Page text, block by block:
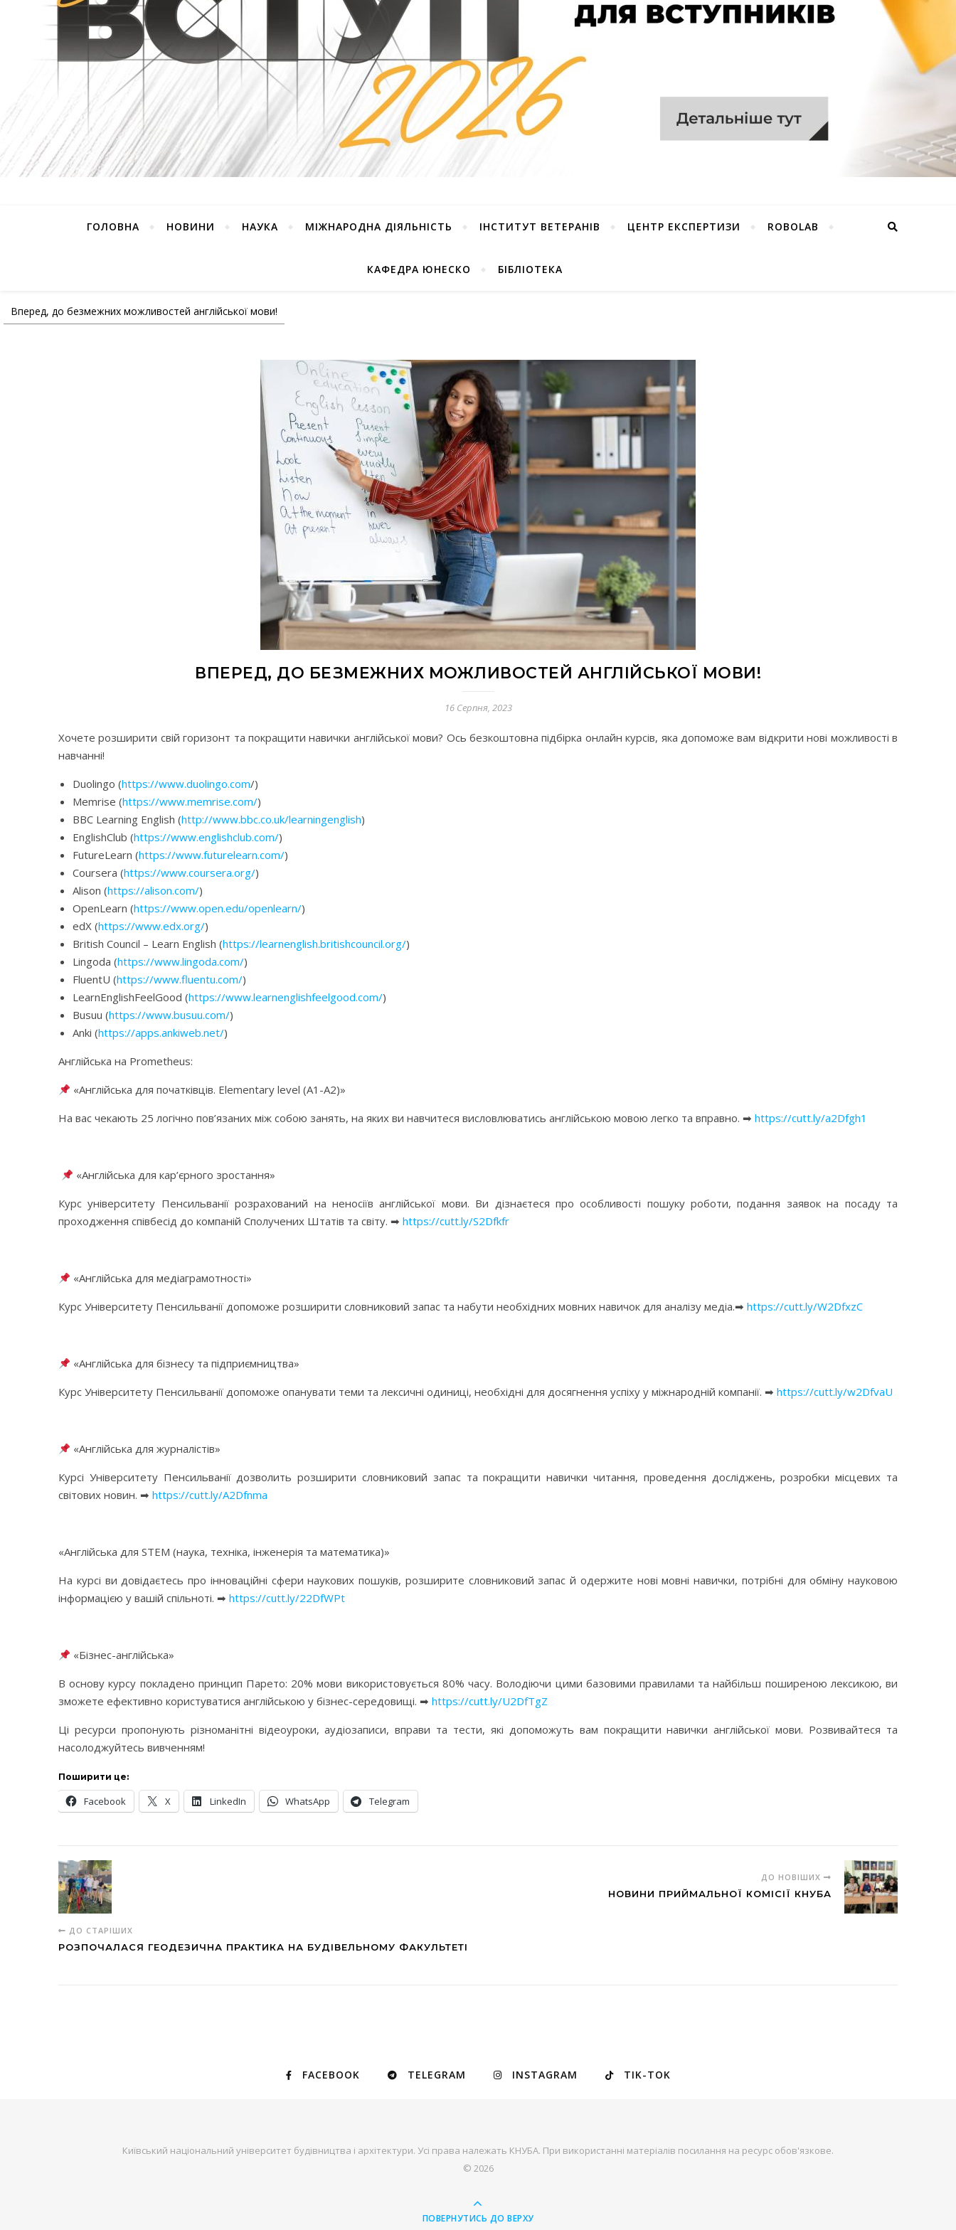
ГОЛОВНА НОВИНИ НАУКА МІЖНАРОДНА ДІЯЛЬНІСТЬ ІНСТИТУТ ВЕТЕРАНІВ ЦЕНТР ЕКСПЕРТИЗИ ROBOLAB
КАФЕДРА ЮНЕСКО БІБЛІОТЕКА
Вперед, до безмежних можливостей англійської мови!
ВПЕРЕД, ДО БЕЗМЕЖНИХ МОЖЛИВОСТЕЙ АНГЛІЙСЬКОЇ МОВИ!
16 Серпня, 2023
Хочете розширити свій горизонт та покращити навички англійської мови? Ось безкоштовна підбірка онлайн курсів, яка допоможе вам відкрити нові можливості в
навчанні!
Duolingo (https://www.duolingo.com/)
Memrise (https://www.memrise.com/)
BBC Learning English (http://www.bbc.co.uk/learningenglish)
EnglishClub (https://www.englishclub.com/)
FutureLearn (https://www.futurelearn.com/)
Coursera (https://www.coursera.org/)
Alison (https://alison.com/)
OpenLearn (https://www.open.edu/openlearn/)
edX (https://www.edx.org/)
British Council – Learn English (https://learnenglish.britishcouncil.org/)
Lingoda (https://www.lingoda.com/)
FluentU (https://www.fluentu.com/)
LearnEnglishFeelGood (https://www.learnenglishfeelgood.com/)
Busuu (https://www.busuu.com/)
Anki (https://apps.ankiweb.net/)
Англійська на Prometheus:
«Англійська для початківців. Elementary level (A1-A2)»
На вас чекають 25 логічно пов’язаних між собою занять, на яких ви навчитеся висловлюватись англійською мовою легко та вправно. ➡ https://cutt.ly/a2Dfgh1
«Англійська для кар’єрного зростання‎»
Курс університету Пенсильванії розрахований на неносіїв англійської мови. Ви дізнаєтеся про особливості пошуку роботи, подання заявок на посаду та
проходження співбесід до компаній Сполучених Штатів та світу. ➡ https://cutt.ly/S2Dfkfr
«Англійська для медіаграмотності‎»
Курс Університету Пенсильванії допоможе розширити словниковий запас та набути необхідних мовних навичок для аналізу медіа.➡ https://cutt.ly/W2DfxzC
«Англійська для бізнесу та підприємництва‎»
Курс Університету Пенсильванії допоможе опанувати теми та лексичні одиниці, необхідні для досягнення успіху у міжнародній компанії. ➡ https://cutt.ly/w2DfvaU
«Англійська для журналістів‎»
Курсі Університету Пенсильванії дозволить розширити словниковий запас та покращити навички читання, проведення досліджень, розробки місцевих та
світових новин. ➡ https://cutt.ly/A2Dfnma
«Англійська для STEM (наука, техніка, інженерія та математика)»
На курсі ви довідаєтесь про інноваційні сфери наукових пошуків, розширите словниковий запас й одержите нові мовні навички, потрібні для обміну науковою
інформацією у вашій спільноті. ➡ https://cutt.ly/22DfWPt
«Бізнес-англійська‎»
В основу курсу покладено принцип Парето: 20% мови використовується 80% часу. Володіючи цими базовими правилами та найбільш поширеною лексикою, ви
зможете ефективно користуватися англійською у бізнес-середовищі. ➡ https://cutt.ly/U2DfTgZ
Ці ресурси пропонують різноманітні відеоуроки, аудіозаписи, вправи та тести, які допоможуть вам покращити навички англійської мови. Розвивайтеся та
насолоджуйтесь вивченням!
Поширити це:
Facebook X LinkedIn WhatsApp Telegram
ДО СТАРІШИХ
РОЗПОЧАЛАСЯ ГЕОДЕЗИЧНА ПРАКТИКА НА БУДІВЕЛЬНОМУ ФАКУЛЬТЕТІ
ДО НОВІШИХ
НОВИНИ ПРИЙМАЛЬНОЇ КОМІСІЇ КНУБА
FACEBOOK TELEGRAM INSTAGRAM TIK-TOK
Київський національний університет будівництва і архітектури. Усі права належать КНУБА. При використанні матеріалів посилання на ресурс обов'язкове.
© 2026
ПОВЕРНУТИСЬ ДО ВЕРХУ